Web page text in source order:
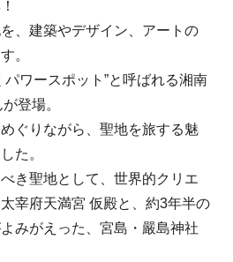
、建築やデザイン、アートの
。
パワースポット”と呼ばれる湘南
登場。
ぐりながら、聖地を旅する魅
た。
き聖地として、世界的クリエ
宰府天満宮 仮殿と、約3年半の
みがえった、宮島・嚴島神社